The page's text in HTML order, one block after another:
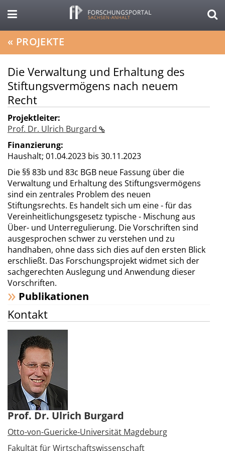
« PROJEKTE
Die Verwaltung und Erhaltung des
Stiftungsvermögens nach neuem
Recht
Projektleiter:
Prof. Dr. Ulrich Burgard
Finanzierung:
Haushalt; 01.04.2023 bis 30.11.2023
Die §§ 83b und 83c BGB neue Fassung über die
Verwaltung und Erhaltung des Stiftungsvermögens
sind ein zentrales Problem des neuen
Stiftungsrechts. Es handelt sich um eine - für das
Vereinheitlichungsgesetz typische - Mischung aus
Über- und Unterregulierung. Die Vorschriften sind
ausgesprochen schwer zu verstehen und zu
handhaben, ohne dass sich dies auf den ersten Blick
erschließt. Das Forschungsprojekt widmet sich der
sachgerechten Auslegung und Anwendung dieser
Vorschriften.
Publikationen
Kontakt
Prof. Dr. Ulrich Burgard
Otto-von-Guericke-Universität Magdeburg
Fakultät für Wirtschaftswissenschaft